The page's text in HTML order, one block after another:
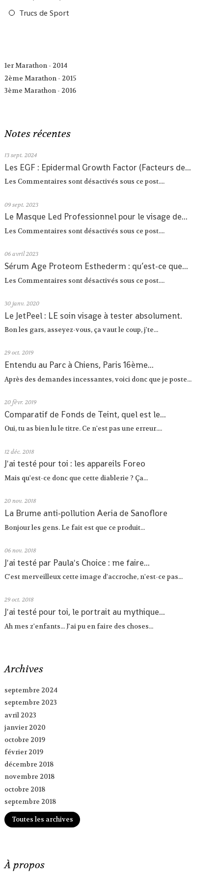
Trucs de Sport
1er Marathon - 2014
2ème Marathon - 2015
3ème Marathon - 2016
Notes récentes
13 sept. 2024
Les EGF : Epidermal Growth Factor (Facteurs de...
Les Commentaires sont désactivés sous ce post....
09 sept. 2023
Le Masque Led Professionnel pour le visage de...
Les Commentaires sont désactivés sous ce post....
06 avril 2023
Sérum Age Proteom Esthederm : qu’est-ce que...
Les Commentaires sont désactivés sous ce post....
30 janv. 2020
Le JetPeel : LE soin visage à tester absolument.
Bon les gars, asseyez-vous, ça vaut le coup, j'te...
29 oct. 2019
Entendu au Parc à Chiens, Paris 16ème...
Après des demandes incessantes, voici donc que je poste...
20 févr. 2019
Comparatif de Fonds de Teint, quel est le...
Oui, tu as bien lu le titre. Ce n'est pas une erreur....
12 déc. 2018
J'ai testé pour toi : les appareils Foreo
Mais qu'est-ce donc que cette diablerie ? Ça...
20 nov. 2018
La Brume anti-pollution Aeria de Sanoflore
Bonjour les gens. Le fait est que ce produit...
06 nov. 2018
J'ai testé par Paula's Choice : me faire...
C'est merveilleux cette image d'accroche, n'est-ce pas...
29 oct. 2018
J'ai testé pour toi, le portrait au mythique...
Ah mes z'enfants... J'ai pu en faire des choses...
Archives
septembre 2024
septembre 2023
avril 2023
janvier 2020
octobre 2019
février 2019
décembre 2018
novembre 2018
octobre 2018
septembre 2018
Toutes les archives
À propos